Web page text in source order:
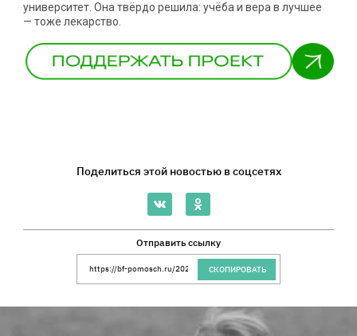
университет. Она твёрдо решила: учёба и вера в лучшее
— тоже лекарство.
Поделиться этой новостью в соцсетях
Отправить ссылку
Ссылка на сайт Благотворительного Фонда
СКОПИРОВАТЬ